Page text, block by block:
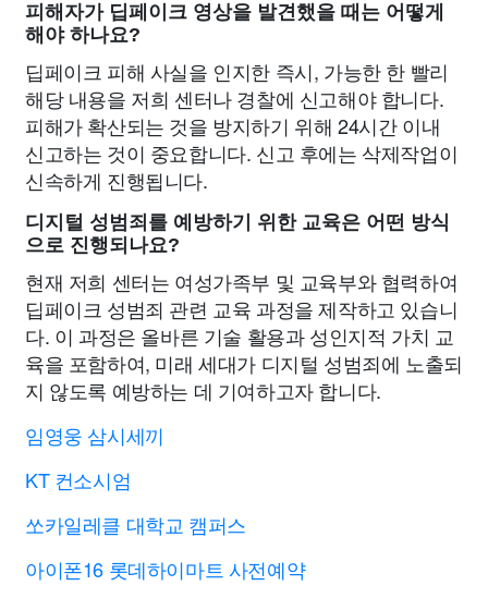
피해자가 딥페이크 영상을 발견했을 때는 어떻게
해야 하나요?
딥페이크 피해 사실을 인지한 즉시, 가능한 한 빨리
해당 내용을 저희 센터나 경찰에 신고해야 합니다.
피해가 확산되는 것을 방지하기 위해 24시간 이내
신고하는 것이 중요합니다. 신고 후에는 삭제작업이
신속하게 진행됩니다.
디지털 성범죄를 예방하기 위한 교육은 어떤 방식
으로 진행되나요?
현재 저희 센터는 여성가족부 및 교육부와 협력하여
딥페이크 성범죄 관련 교육 과정을 제작하고 있습니
다. 이 과정은 올바른 기술 활용과 성인지적 가치 교
육을 포함하여, 미래 세대가 디지털 성범죄에 노출되
지 않도록 예방하는 데 기여하고자 합니다.
임영웅 삼시세끼
KT 컨소시엄
쏘카일레클 대학교 캠퍼스
아이폰16 롯데하이마트 사전예약